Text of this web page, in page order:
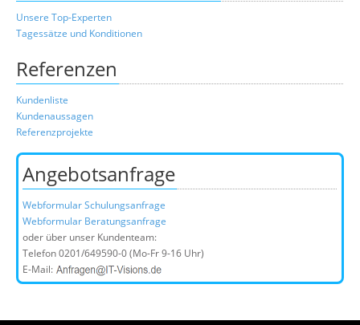
Unsere Top-Experten
Tagessätze und Konditionen
Referenzen
Kundenliste
Kundenaussagen
Referenzprojekte
Angebotsanfrage
Webformular Schulungsanfrage
Webformular Beratungsanfrage
oder über unser Kundenteam:
Telefon0201/649590-0(Mo-Fr 9-16 Uhr)
E-Mail: